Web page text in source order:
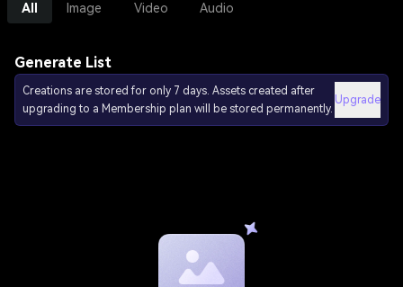
All Image Video Audio
Generate List
Creations are stored for only 7 days. Assets created after
upgrading to a Membership plan will be stored permanently.
Upgrade